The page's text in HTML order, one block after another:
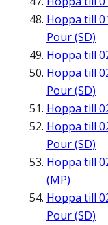
Hoppa till
Pour (SD)
Hoppa till
Hoppa till
Pour (SD)
Hoppa till
Hoppa till
Pour (SD)
Hoppa till
(MP)
Hoppa till
Pour (SD)